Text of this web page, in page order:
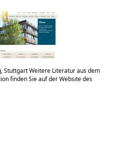
Stuttgart Weitere Literatur aus dem
finden Sie auf der Website des